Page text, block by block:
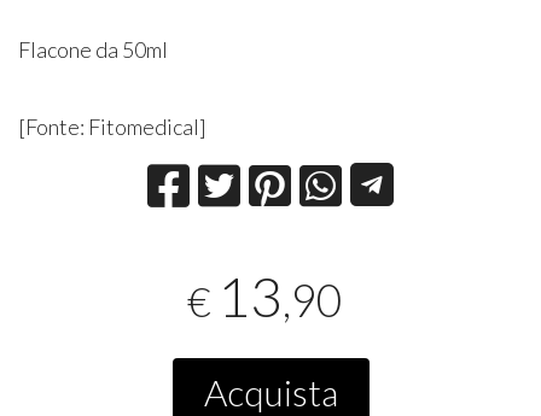
Flacone da 50ml
[Fonte: Fitomedical]
€ 13,90
Acquista